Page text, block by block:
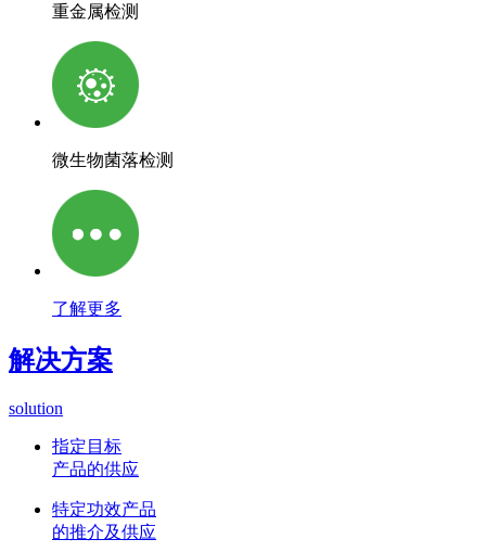
重金属检测
微生物菌落检测
了解更多
解决方案
solution
指定目标
产品的供应
特定功效产品
的推介及供应